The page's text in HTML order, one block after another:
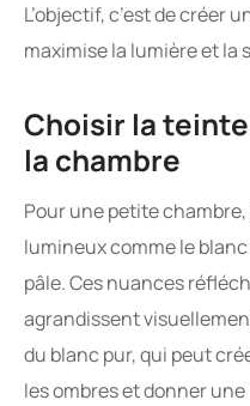
L’objectif, c’est de créer
maximise la lumière et la
Choisir la
la chambre
Pour une petite
lumineux comme le
pâle. Ces nuances
agrandissent
du blanc pur, qui peut
les ombres et donner